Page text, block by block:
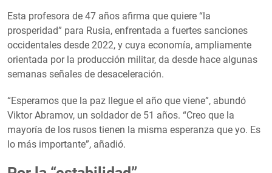
Esta profesora de 47 años afirma que quiere “la
prosperidad” para Rusia, enfrentada a fuertes sanciones
occidentales desde 2022, y cuya economía, ampliamente
orientada por la producción militar, da desde hace algunas
semanas señales de desaceleración.
“Esperamos que la paz llegue el año que viene”, abundó
Viktor Abramov, un soldador de 51 años. “Creo que la
mayoría de los rusos tienen la misma esperanza que yo. Es
lo más importante”, añadió.